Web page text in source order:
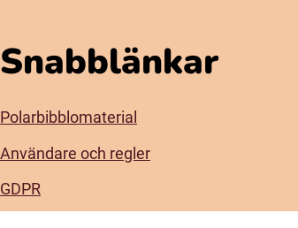
Snabblänkar
Polarbibblomaterial
Användare och regler
GDPR